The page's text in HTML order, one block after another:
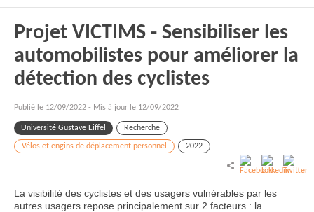
Projet VICTIMS - Sensibiliser les
automobilistes pour améliorer la
détection des cyclistes
Publié le 12/09/2022 - Mis à jour le 12/09/2022
Université Gustave Eiffel Recherche
Vélos et engins de déplacement personnel 2022
La visibilité des cyclistes et des usagers vulnérables par les
autres usagers repose principalement sur 2 facteurs : la